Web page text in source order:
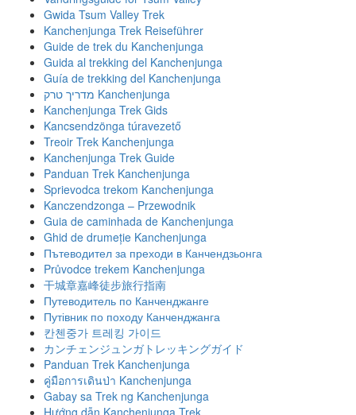
Gwida Tsum Valley Trek
Kanchenjunga Trek Reiseführer
Guide de trek du Kanchenjunga
Guida al trekking del Kanchenjunga
Guía de trekking del Kanchenjunga
מדריך טרק Kanchenjunga
Kanchenjunga Trek Gids
Kancsendzönga túravezető
Treoir Trek Kanchenjunga
Kanchenjunga Trek Guide
Panduan Trek Kanchenjunga
Sprievodca trekom Kanchenjunga
Kanczendzonga – Przewodnik
Guia de caminhada de Kanchenjunga
Ghid de drumeție Kanchenjunga
Пътеводител за преходи в Канчендзьонга
Průvodce trekem Kanchenjunga
干城章嘉峰徒步旅行指南
Путеводитель по Канченджанге
Путівник по походу Канченджанга
칸첸중가 트레킹 가이드
カンチェンジュンガトレッキングガイド
Panduan Trek Kanchenjunga
คู่มือการเดินป่า Kanchenjunga
Gabay sa Trek ng Kanchenjunga
Hướng dẫn Kanchenjunga Trek